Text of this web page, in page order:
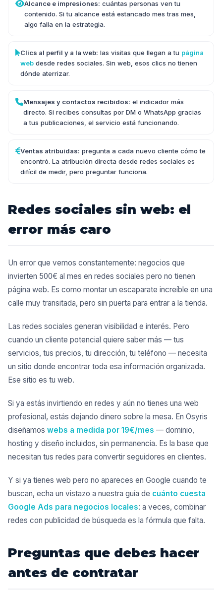
Alcance e impresiones: cuántas personas ven tu
contenido. Si tu alcance está estancado mes tras mes,
algo falla en la estrategia.
Clics al perfil y a la web: las visitas que llegan a tu página
web desde redes sociales. Sin web, esos clics no tienen
dónde aterrizar.
Mensajes y contactos recibidos: el indicador más
directo. Si recibes consultas por DM o WhatsApp gracias
a tus publicaciones, el servicio está funcionando.
Ventas atribuidas: pregunta a cada nuevo cliente cómo te
encontró. La atribución directa desde redes sociales es
difícil de medir, pero preguntar funciona.
Redes sociales sin web: el
error más caro
Un error que vemos constantemente: negocios que
invierten 500€ al mes en redes sociales pero no tienen
página web. Es como montar un escaparate increíble en una
calle muy transitada, pero sin puerta para entrar a la tienda.
Las redes sociales generan visibilidad e interés. Pero
cuando un cliente potencial quiere saber más — tus
servicios, tus precios, tu dirección, tu teléfono — necesita
un sitio donde encontrar toda esa información organizada.
Ese sitio es tu web.
Si ya estás invirtiendo en redes y aún no tienes una web
profesional, estás dejando dinero sobre la mesa. En Osyris
diseñamos webs a medida por 19€/mes — dominio,
hosting y diseño incluidos, sin permanencia. Es la base que
necesitan tus redes para convertir seguidores en clientes.
Y si ya tienes web pero no apareces en Google cuando te
buscan, echa un vistazo a nuestra guía de cuánto cuesta
Google Ads para negocios locales: a veces, combinar
redes con publicidad de búsqueda es la fórmula que falta.
Preguntas que debes hacer
antes de contratar